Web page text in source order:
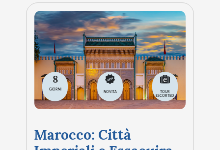
8
GIORNI
NOVITA
TOUR
ESCORTED
Marocco: Città